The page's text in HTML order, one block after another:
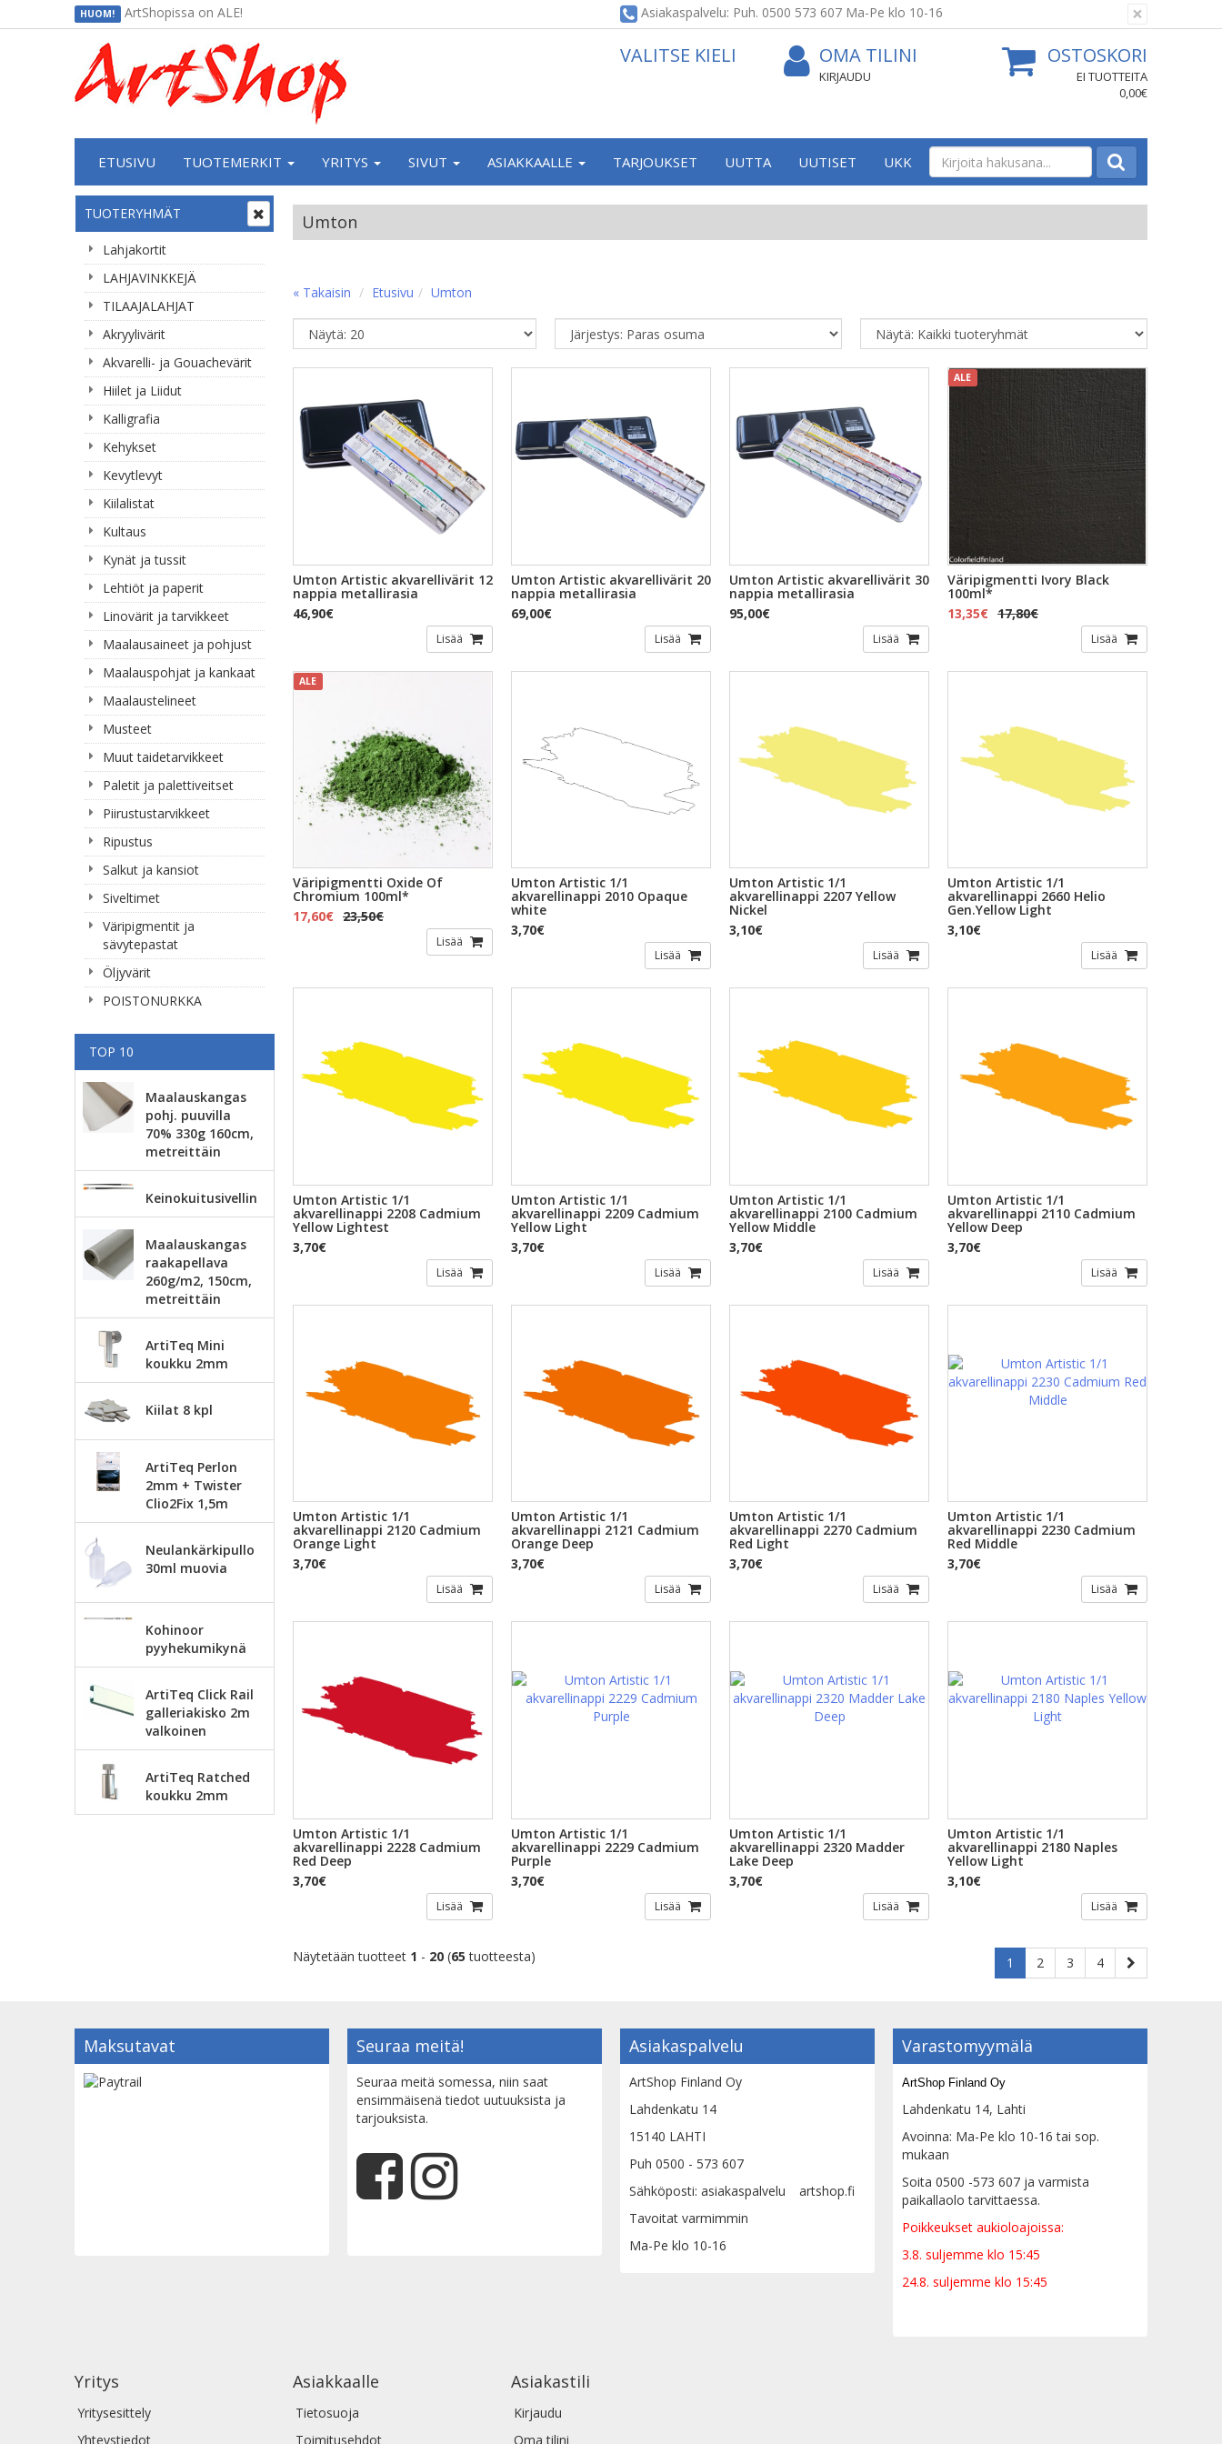
HUOM! ArtShopissa on ALE! ×
Asiakaspalvelu: Puh. 0500 573 607 Ma-Pe klo 10-16
VALITSE KIELI OMA TILINI
KIRJAUDU
OSTOSKORI
EI TUOTTEITA
0,00€
ETUSIVU TUOTEMERKIT YRITYS SIVUT ASIAKKAALLE TARJOUKSET UUTTA UUTISET UKK
TUOTERYHMÄT
Lahjakortit
LAHJAVINKKEJÄ
TILAAJALAHJAT
Akryylivärit
Akvarelli- ja Gouachevärit
Hiilet ja Liidut
Kalligrafia
Kehykset
Kevytlevyt
Kiilalistat
Kultaus
Kynät ja tussit
Lehtiöt ja paperit
Linovärit ja tarvikkeet
Maalausaineet ja pohjust
Maalauspohjat ja kankaat
Maalaustelineet
Musteet
Muut taidetarvikkeet
Paletit ja palettiveitset
Piirustustarvikkeet
Ripustus
Salkut ja kansiot
Siveltimet
Väripigmentit ja
sävytepastat
Öljyvärit
POISTONURKKA
TOP 10
Maalauskangas
pohj. puuvilla
70% 330g 160cm,
metreittäin
Keinokuitusivellin
Maalauskangas
raakapellava
260g/m2, 150cm,
metreittäin
ArtiTeq Mini
koukku 2mm
Kiilat 8 kpl
ArtiTeq Perlon
2mm + Twister
Clio2Fix 1,5m
Neulankärkipullo
30ml muovia
Kohinoor
pyyhekumikynä
ArtiTeq Click Rail
galleriakisko 2m
valkoinen
ArtiTeq Ratched
koukku 2mm
Umton
« Takaisin Etusivu Umton
Umton Artistic akvarellivärit 12
nappia metallirasia
46,90€
Lisää
Umton Artistic akvarellivärit 20
nappia metallirasia
69,00€
Lisää
Umton Artistic akvarellivärit 30
nappia metallirasia
95,00€
Lisää
ALE
Väripigmentti Ivory Black
100ml*
13,35€ 17,80€
Lisää
ALE
Väripigmentti Oxide Of
Chromium 100ml*
17,60€ 23,50€
Lisää
Umton Artistic 1/1
akvarellinappi 2010 Opaque
white
3,70€
Lisää
Umton Artistic 1/1
akvarellinappi 2207 Yellow
Nickel
3,10€
Lisää
Umton Artistic 1/1
akvarellinappi 2660 Helio
Gen.Yellow Light
3,10€
Lisää
Umton Artistic 1/1
akvarellinappi 2208 Cadmium
Yellow Lightest
3,70€
Lisää
Umton Artistic 1/1
akvarellinappi 2209 Cadmium
Yellow Light
3,70€
Lisää
Umton Artistic 1/1
akvarellinappi 2100 Cadmium
Yellow Middle
3,70€
Lisää
Umton Artistic 1/1
akvarellinappi 2110 Cadmium
Yellow Deep
3,70€
Lisää
Umton Artistic 1/1
akvarellinappi 2120 Cadmium
Orange Light
3,70€
Lisää
Umton Artistic 1/1
akvarellinappi 2121 Cadmium
Orange Deep
3,70€
Lisää
Umton Artistic 1/1
akvarellinappi 2270 Cadmium
Red Light
3,70€
Lisää
Umton Artistic 1/1
akvarellinappi 2230 Cadmium
Red Middle
3,70€
Lisää
Umton Artistic 1/1
akvarellinappi 2228 Cadmium
Red Deep
3,70€
Lisää
Umton Artistic 1/1
akvarellinappi 2229 Cadmium
Purple
3,70€
Lisää
Umton Artistic 1/1
akvarellinappi 2320 Madder
Lake Deep
3,70€
Lisää
Umton Artistic 1/1
akvarellinappi 2180 Naples
Yellow Light
3,10€
Lisää
Näytetään tuotteet 1 - 20 (65 tuotteesta) 1 2 3 4
Maksutavat Seuraa meitä!
Seuraa meitä somessa, niin saat
ensimmäisenä tiedot uutuuksista ja
tarjouksista.
Asiakaspalvelu
ArtShop Finland Oy
Lahdenkatu 14
15140 LAHTI
Puh 0500 - 573 607
Sähköposti: asiakaspalvelu
artshop.fi
Tavoitat varmimmin
Ma-Pe klo 10-16
Varastomyymälä
ArtShop Finland Oy
Lahdenkatu 14, Lahti
Avoinna: Ma-Pe klo 10-16 tai sop.
mukaan
Soita 0500 -573 607 ja varmista
paikallaolo tarvittaessa.
Poikkeukset aukioloajoissa:
3.8. suljemme klo 15:45
24.8. suljemme klo 15:45
Yritys
Yritysesittely
Yhteystiedot
Asiakkaalle
Tietosuoja
Toimitusehdot
Asiakastili
Kirjaudu
Oma tilini